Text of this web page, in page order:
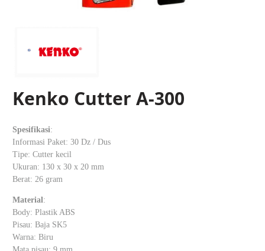
Kenko Cutter A-300
Spesifikasi:
Informasi Paket: 30 Dz / Dus
Tipe: Cutter kecil
Ukuran: 130 x 30 x 20 mm
Berat: 26 gram
Material:
Body: Plastik ABS
Pisau: Baja SK5
Warna: Biru